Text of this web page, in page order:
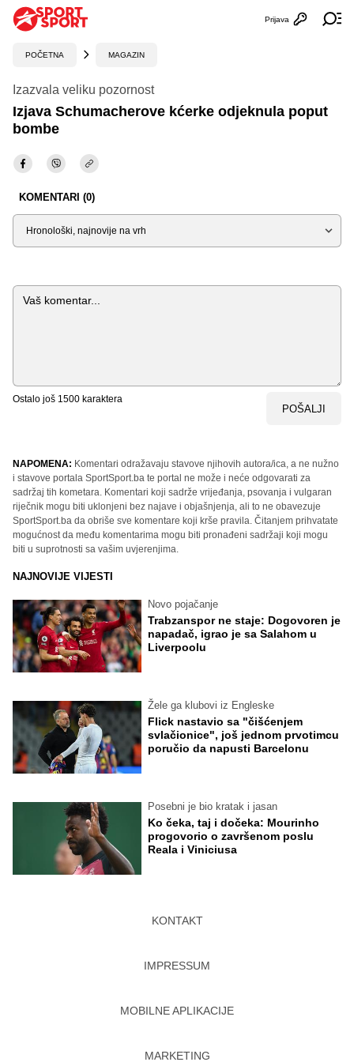
Otvori
Prijava
POČETNA MAGAZIN
Izazvala veliku pozornost
Izjava Schumacherove kćerke odjeknula poput
bombe
KOMENTARI (0)
Sortiraj
Komentar
Ostalo još 1500 karaktera
POŠALJI
NAPOMENA: Komentari odražavaju stavove njihovih autora/ica, a ne nužno
i stavove portala SportSport.ba te portal ne može i neće odgovarati za
sadržaj tih kometara. Komentari koji sadrže vrijeđanja, psovanja i vulgaran
riječnik mogu biti uklonjeni bez najave i objašnjenja, ali to ne obavezuje
SportSport.ba da obriše sve komentare koji krše pravila. Čitanjem prihvatate
mogućnost da među komentarima mogu biti pronađeni sadržaji koji mogu
biti u suprotnosti sa vašim uvjerenjima.
NAJNOVIJE VIJESTI
Novo pojačanje
Trabzanspor ne staje: Dogovoren je
napadač, igrao je sa Salahom u
Liverpoolu
Žele ga klubovi iz Engleske
Flick nastavio sa "čišćenjem
svlačionice", još jednom prvotimcu
poručio da napusti Barcelonu
Posebni je bio kratak i jasan
Ko čeka, taj i dočeka: Mourinho
progovorio o završenom poslu
Reala i Viniciusa
KONTAKT
IMPRESSUM
MOBILNE APLIKACIJE
MARKETING